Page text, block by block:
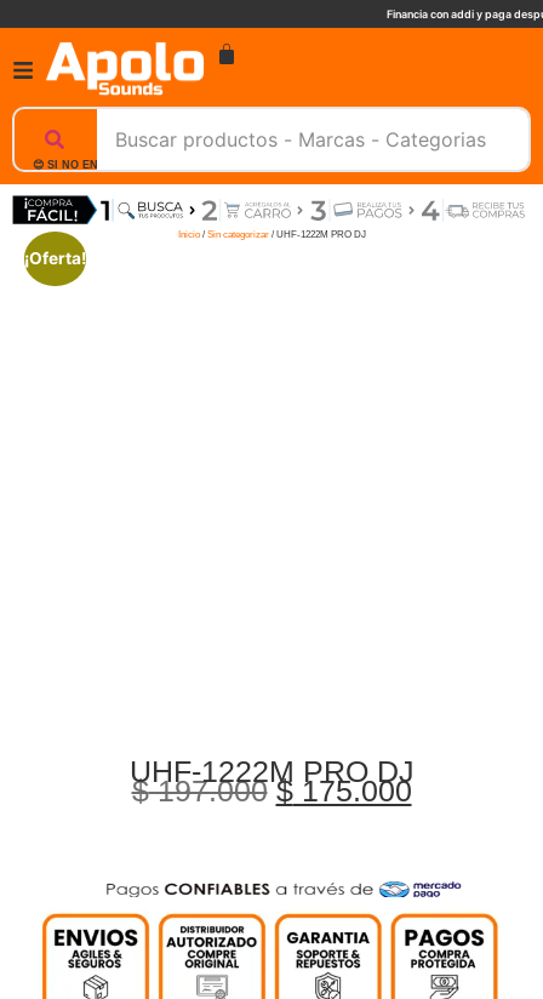
Financia con addi y paga
😊 SI NO ENCUENTRAS UN PRODUCTO, NOSOTROS TE AYUDAMOS, ESCRIBENOS. 📲
Inicio/ Sin categorizar/ UHF-1222M PRO DJ
¡Oferta!
UHF-1222M PRO DJ
$197.000 $175.000